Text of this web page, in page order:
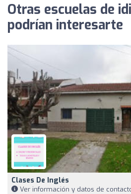
Otras escuelas de
podrían interesarte
Clases De Inglés
Ver información y datos de